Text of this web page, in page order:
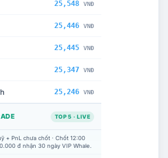
25,548 VNĐ
25,446 VNĐ
25,445 VNĐ
25,347 VNĐ
25,246 VNĐ
TOP 5 · LIVE
+ PnL chưa chốt · Chốt 12:00
đ nhận 30 ngày VIP Whale.